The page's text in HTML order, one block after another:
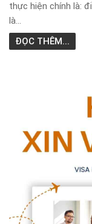
thực hiện chính là:
là...
ĐỌC THÊM...